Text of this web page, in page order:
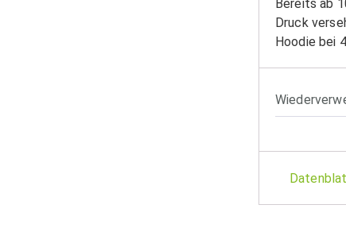
Bereits ab
Druck
Hoodie bei